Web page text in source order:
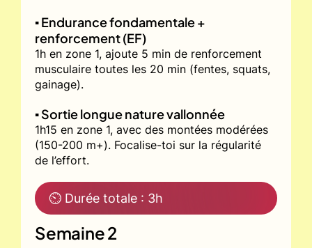
▪️ Endurance fondamentale +
renforcement (EF)
1h en zone 1, ajoute 5 min de renforcement
musculaire toutes les 20 min (fentes, squats,
gainage).
▪️ Sortie longue nature vallonnée
1h15 en zone 1, avec des montées modérées
(150-200 m+). Focalise-toi sur la régularité
de l’effort.
⏲ Durée totale : 3h
Semaine 2